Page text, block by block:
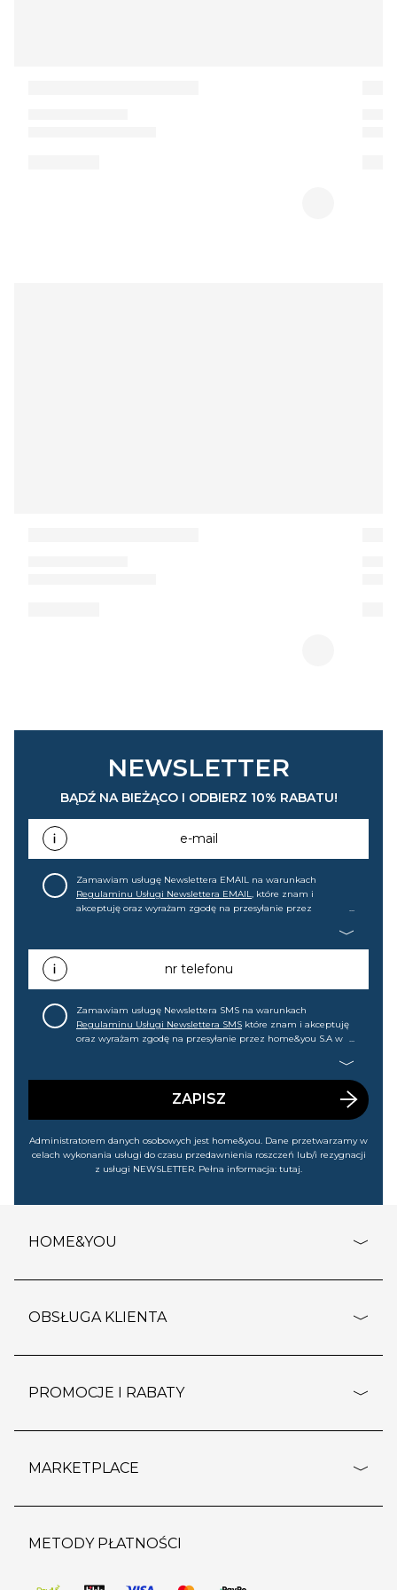
NEWSLETTER
BĄDŹ NA BIEŻĄCO I ODBIERZ 10% RABATU!
e-mail
Zamawiam usługę Newslettera EMAIL na warunkach
Regulaminu Usługi Newslettera EMAIL, które znam i
akceptuję oraz wyrażam zgodę na przesyłanie przez
promocjach, wyprzedażach). Wiem, że mogę tę zgodę w
każdej chwili cofnąć.nr telefonu
Zamawiam usługę Newslettera SMS na warunkach
Regulaminu Usługi Newslettera SMS które znam i akceptuję
oraz wyrażam zgodę na przesyłanie przez home&you S.A w
wyprzedażach). Wiem, że mogę tę zgodę w każdej chwili
ZAPISZ
Administratorem danych osobowych jest home&you. Dane przetwarzamy w
celach wykonania usługi do czasu przedawnienia roszczeń lub/i rezygnacji
z usługi NEWSLETTER. Pełna informacja: tutaj.
HOME&YOU
o firmie
polityka prywatności
kontakt
OBSŁUGA KLIENTA
dostawy i płatność
wypis z subskrypcji
regulamin sklepu
pozostałe regulaminy
PROMOCJE I RABATY
outlet
regulaminy promocji
MARKETPLACE
strefa marek
METODY PŁATNOŚCI